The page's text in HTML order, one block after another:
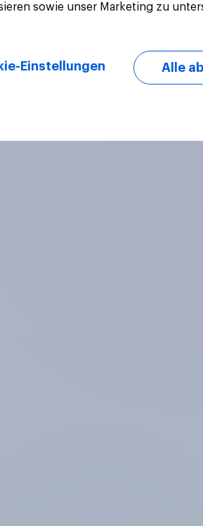
sowie unser Marketing zu
Einstellungen Alle